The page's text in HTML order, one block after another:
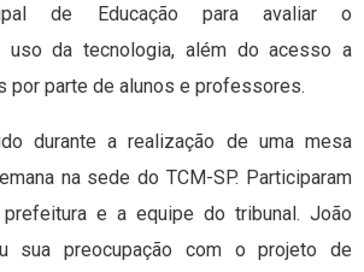
de Educação para avaliar o
uso da tecnologia, além do acesso a
por parte de alunos e professores.
durante a realização de uma mesa
na sede do TCM-SP. Participaram
e a equipe do tribunal. João
sua preocupação com o projeto de